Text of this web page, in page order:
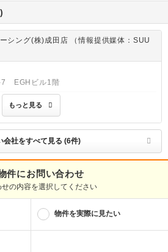
シング(株)成田店 （情報提供媒体：SUU
7 EGHビル1階
へ物件管理番号をお伝えください。
/ 賃料 : 6.7万円 / 管理費又は共益費等 : 4,100円 /
もっと見る
会社をすべて見る (6件)
件にお問い合わせ
せの内容を選択してください
物件を実際に見たい